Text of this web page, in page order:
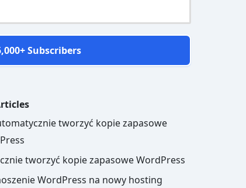
Subscribers
tworzyć kopie zapasowe
tworzyć kopie zapasowe WordPress
WordPress na nowy hosting